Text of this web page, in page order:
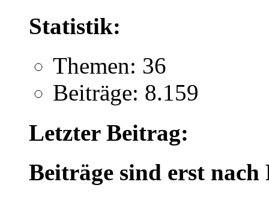
Statistik:
Themen: 36
Beiträge: 8.159
Letzter Beitrag:
Beiträge sind erst